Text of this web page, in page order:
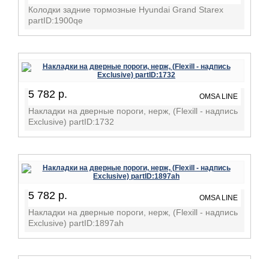
Колодки задние тормозные Hyundai Grand Starex
partID:1900qe
5 782 р. OMSA LINE
Накладки на дверные пороги, нерж, (Flexill - надпись
Exclusive) partID:1732
5 782 р. OMSA LINE
Накладки на дверные пороги, нерж, (Flexill - надпись
Exclusive) partID:1897ah